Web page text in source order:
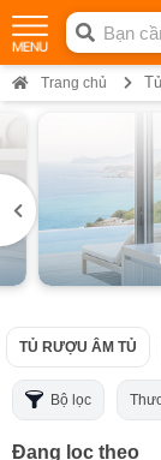
Trang chủ
TỦ RƯỢU ÂM TỦ
Bộ lọc
Đang lọc theo